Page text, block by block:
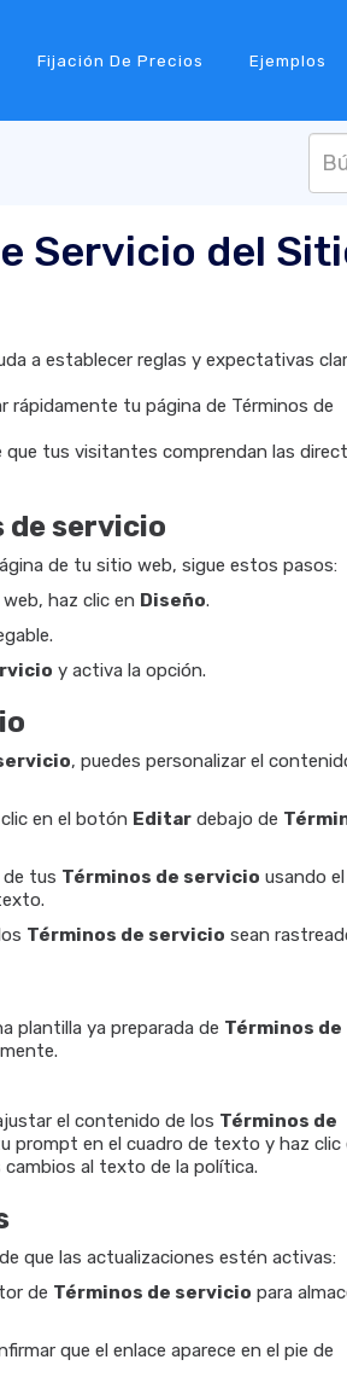
Fijación De Precios Ejemplos
Servicio del
a establecer reglas y expectativas
rápidamente tu página de Términos de
tus visitantes comprendan las
de servicio
de tu sitio web, sigue estos pasos:
haz clic en Diseño.
y activa la opción.
, puedes personalizar el
en el botón Editar debajo de
tus Términos de servicio usando el
Términos de servicio sean
plantilla ya preparada de Términos de
el contenido de los Términos de
prompt en el cuadro de texto y haz clic
cambios al texto de la política.
que las actualizaciones estén activas:
de Términos de servicio para
que el enlace aparece en el pie de